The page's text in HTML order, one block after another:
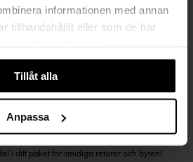
informationen med annan
tillhandahållit eller som de har
Tillåt alla
Anpassa
dig med Klarna. Vi på Johnells erbjuder flera
i ditt paket för smidiga returer och byten!